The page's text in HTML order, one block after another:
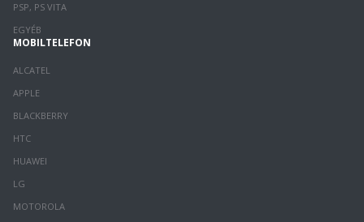
PSP, PS VITA
EGYÉB
MOBILTELEFON
ALCATEL
APPLE
BLACKBERRY
HTC
HUAWEI
LG
MOTOROLA